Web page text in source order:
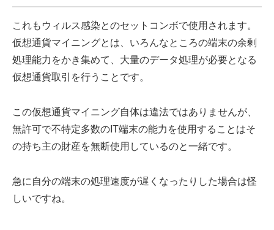
これもウィルス感染とのセットコンボで使用されます。
仮想通貨マイニングとは、いろんなところの端末の余剰
処理能力をかき集めて、大量のデータ処理が必要となる
仮想通貨取引を行うことです。
この仮想通貨マイニング自体は違法ではありませんが、
無許可で不特定多数のIT端末の能力を使用することはそ
の持ち主の財産を無断使用しているのと一緒です。
急に自分の端末の処理速度が遅くなったりした場合は怪
しいですね。